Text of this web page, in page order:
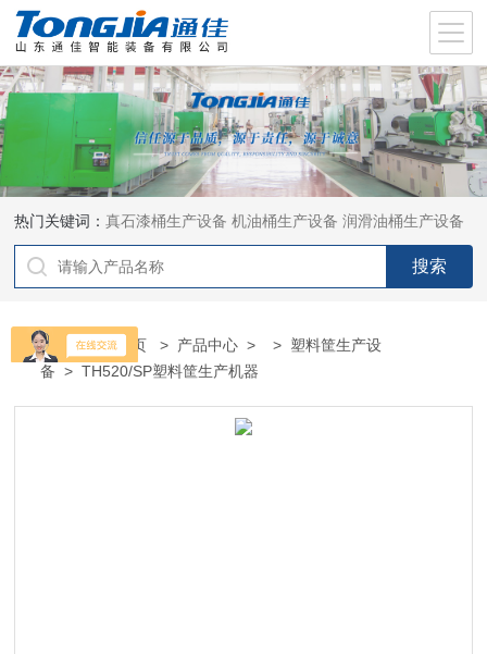
热门关键词：真石漆桶生产设备 机油桶生产设备 润滑油桶生产设备
当前位置：首页 > 产品中心 > > 塑料筐生产设
备 > TH520/SP塑料筐生产机器